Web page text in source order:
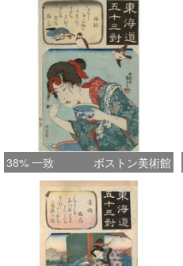
38% 一致 ボストン美術館